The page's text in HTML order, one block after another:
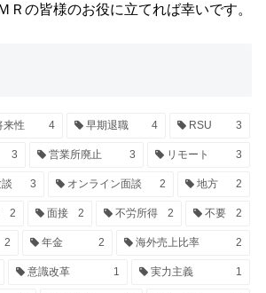
Ｒの皆様のお役に立てれば幸いです。
性 4 早期退職 4 RSU 3
3 営業所廃止 3 リモート 3
3 オンライン面談 2 地方 2
2 面接 2 不労所得 2 不要 2
2 年金 2 海外売上比率 2
意識改革 1 実力主義 1